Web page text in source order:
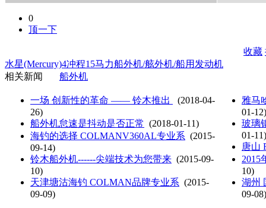
0
顶一下
收藏
水星(Mercury)4冲程15马力船外机/舷外机/船用发动机
相关新闻
船外机
一场 创新性的革命 —— 铃木推出
(2018-04-
26)
船外机怠速是抖动是否正常 (2018-01-11)
海钓的选择 COLMANV360AL专业系 (2015-
09-14)
铃木船外机------尖端技术为您带来 (2015-09-
10)
天津塘沽海钓 COLMAN品牌专业系 (2015-
09-09)
雅马
01-12)
玻璃
01-11)
唐山
2015
10)
湖州
09-08)